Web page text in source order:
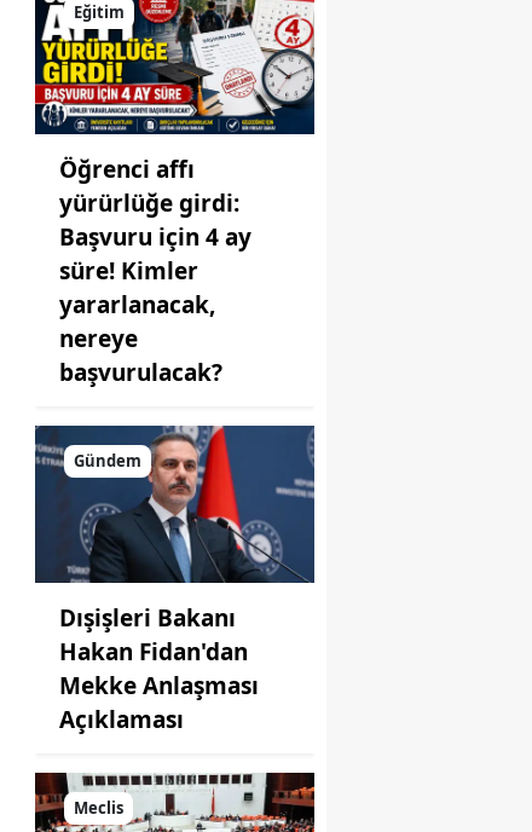
Eğitim
Öğrenci affı
yürürlüğe girdi:
Başvuru için 4 ay
süre! Kimler
yararlanacak,
nereye
başvurulacak?
Gündem
Dışişleri Bakanı
Hakan Fidan'dan
Mekke Anlaşması
Açıklaması
Meclis